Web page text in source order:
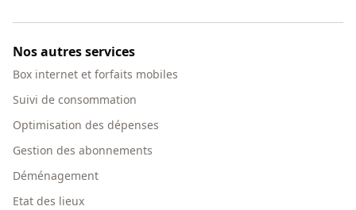
Nos autres services
Box internet et forfaits mobiles
Suivi de consommation
Optimisation des dépenses
Gestion des abonnements
Déménagement
Etat des lieux